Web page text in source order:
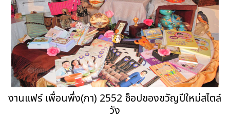
งานแฟร์ เพื่อนพึ่ง(ภา) 2552 ช็อปของขวัญปีใหม่สไตล์
วัง